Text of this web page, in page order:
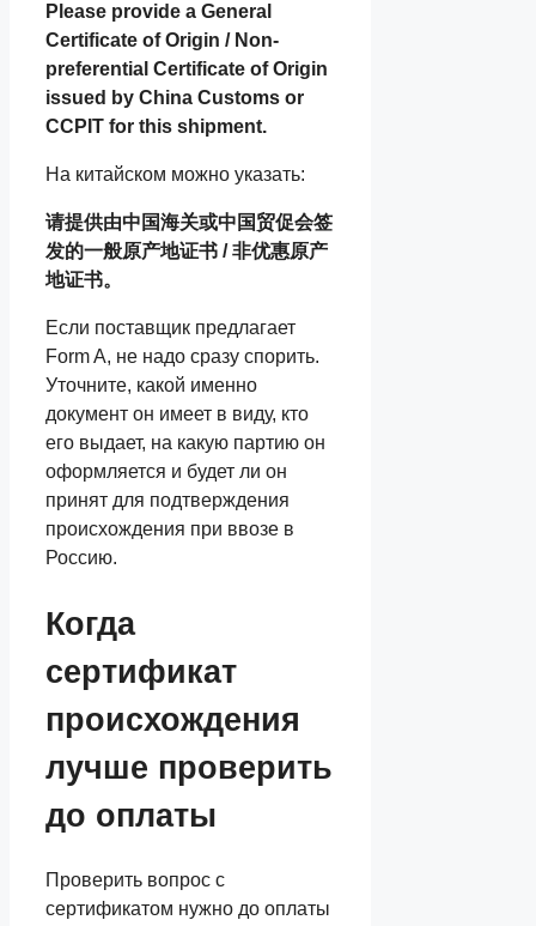
Please provide a General
Certificate of Origin / Non-
preferential Certificate of Origin
issued by China Customs or
CCPIT for this shipment.
На китайском можно указать:
请提供由中国海关或中国贸促会签
发的一般原产地证书 / 非优惠原产
地证书。
Если поставщик предлагает
Form A, не надо сразу спорить.
Уточните, какой именно
документ он имеет в виду, кто
его выдает, на какую партию он
оформляется и будет ли он
принят для подтверждения
происхождения при ввозе в
Россию.
Когда
сертификат
происхождения
лучше проверить
до оплаты
Проверить вопрос с
сертификатом нужно до оплаты